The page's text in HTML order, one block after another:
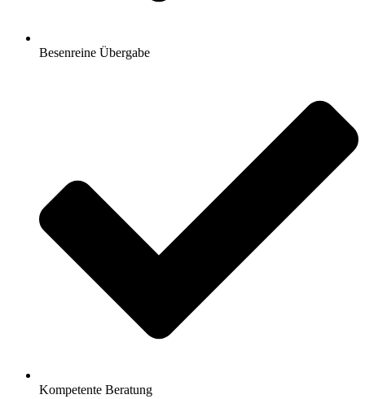
Besenreine Übergabe
Kompetente Beratung